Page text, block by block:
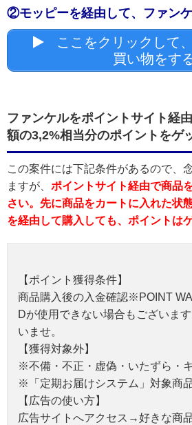
②モッピーを経由して、ファン
ここをクリックして
買い物をす
ファンケルをポイントサイト経
額の3,2%相当分のポイントをゲ
この案件には下記条件があるので、
ますが、 ポイントサイト経由で商品
さい。先に商品をカートに入れた状
を経由して購入しても、ポイントは
【ポイント獲得条件】
商品購入後の入金確認※POINT
Dが使用できない場合もございま
いませ。
【獲得対象外】
※不備・不正・虚偽・いたずら・
※「定期お届けシステム」対象商
【広告の使い方】
広告サイトへアクセス→好きな商